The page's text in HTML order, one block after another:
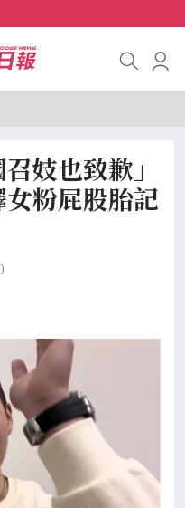
妓也致歉」
粉屁股胎記